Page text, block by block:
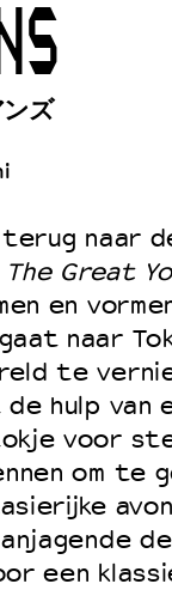
vrijheid –
ズ
naar
The Great
en
naar
te
hulp van
voor
om te
een